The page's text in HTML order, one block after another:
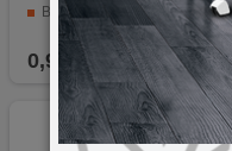
Bijela boja za lakšu vidljivost.
Brzo i jednostavno korištenje.
0,90 KM